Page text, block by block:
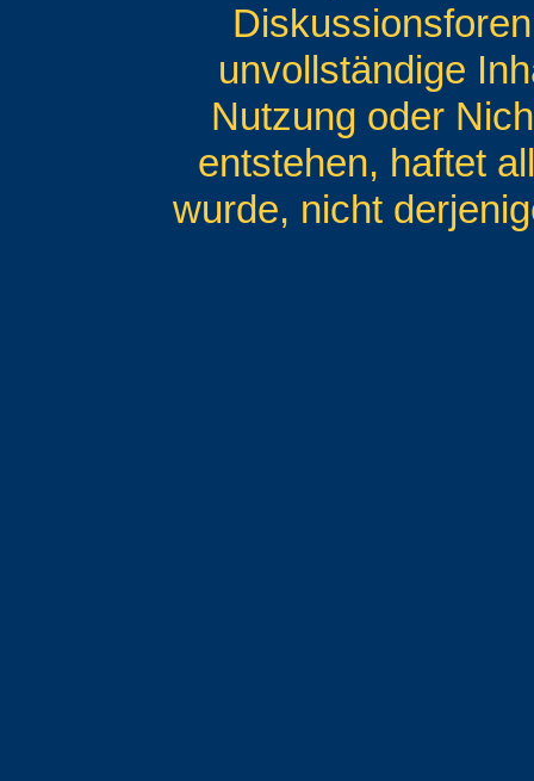
unvollständige
Nutzung oder
entstehen, haftet
wurde, nicht